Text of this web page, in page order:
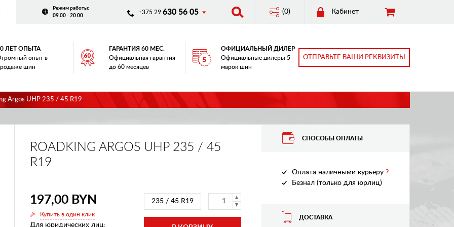
Режим работы:
09.00 - 20.00
+375 29 630 56 05 (0) Кабинет
ЛЕТ ОПЫТА
опыт в
шин
ГАРАНТИЯ 60 МЕС.
Официальная гарантия
до 60 месяцев
ОФИЦИАЛЬНЫЙ ДИЛЕР
Официальные дилеры 5
марок шин
ОТПРАВЬТЕ ВАШИ РЕКВИЗИТЫ
Argos UHP 235 / 45 R19
ROADKING ARGOS UHP 235 / 45
R19
197,00 BYN
Купить в один клик
Для юридических лиц:
235 / 45 R19
СПОСОБЫ ОПЛАТЫ
Оплата наличными курьеру ?
Безнал (только для юрлиц)
ДОСТАВКА